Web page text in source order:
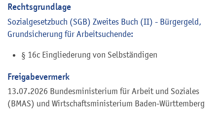
Rechtsgrundlage
Sozialgesetzbuch (SGB) Zweites Buch (II) - Bürgergeld,
Grundsicherung für Arbeitsuchende:
§ 16c Eingliederung von Selbständigen
Freigabevermerk
13.07.2026 Bundesministerium für Arbeit und Soziales
(BMAS) und Wirtschaftsministerium Baden-Württemberg